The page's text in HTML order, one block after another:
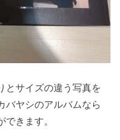
とサイズの違う写真を
バヤシのアルバムなら
きます。